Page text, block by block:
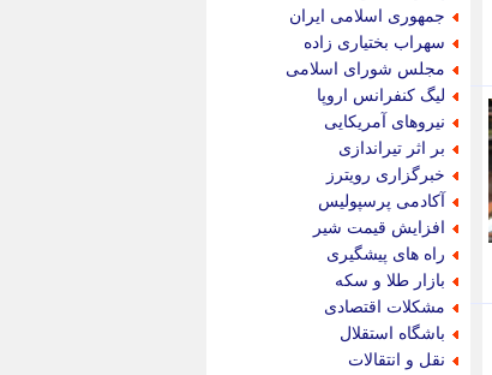
جمهوری اسلامی ایران
سهراب بختیاری زاده
مجلس شورای اسلامی
لیگ کنفرانس اروپا
نیروهای آمریکایی
بر اثر تیراندازی
خبرگزاری رویترز
آکادمی پرسپولیس
افزایش قیمت شیر
راه های پیشگیری
بازار طلا و سکه
مشکلات اقتصادی
باشگاه استقلال
نقل و انتقالات